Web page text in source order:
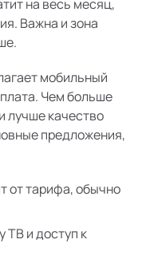
на весь месяц,
Важна и зона
мобильный
Чем больше
лучше качество
предложения,
от тарифа, обычно
ТВ и доступ к